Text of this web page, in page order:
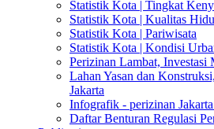
Statistik Kota | Tingkat
Statistik Kota | Kualitas
Statistik Kota | Pariwisata
Statistik Kota | Kondisi
Perizinan Lambat, Investasi
Lahan Yasan dan
Jakarta
Infografik - perizinan
Daftar Benturan Regulasi